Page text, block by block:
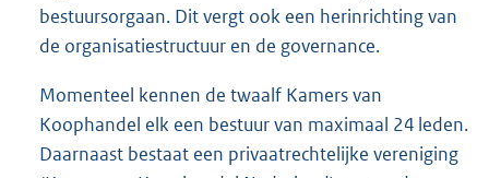
bestuursorgaan. Dit vergt ook een herinrichting van
de organisatiestructuur en de governance.
Momenteel kennen de twaalf Kamers van
Koophandel elk een bestuur van maximaal 24 leden.
Daarnaast bestaat een privaatrechtelijke vereniging